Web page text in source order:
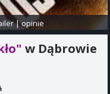
|opinie
w Dąbrowie